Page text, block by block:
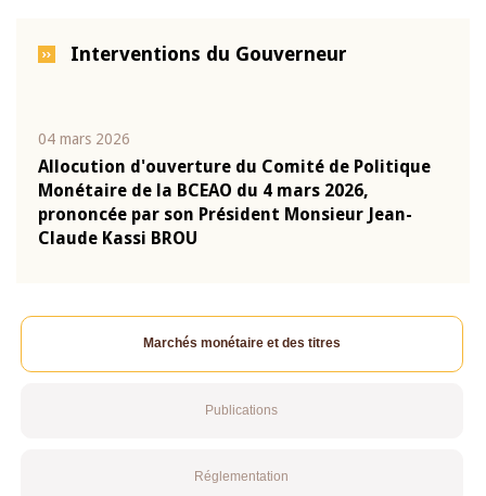
Interventions du Gouverneur
04 mars 2026
Allocution d'ouverture du Comité de Politique
Monétaire de la BCEAO du 4 mars 2026,
prononcée par son Président Monsieur Jean-
Claude Kassi BROU
Marchés monétaire et des titres
Publications
Réglementation